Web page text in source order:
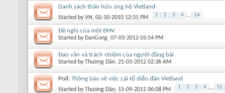
Danh sách thân hữu ủng hộ Vietland
Started byVN , 02-10-2010 12:31 PM 1 2 3 4 ... 14
Đề nghị của một ĐHV
Started by DanGong, 07-03-2012 05:54 PM
Đạo văn và trách nhiệm của người đăng bài
Started byThương Dân, 21-03-2012 02:36 AM
Poll: Thông báo về việc cải tổ diễn đàn Vietland
Started byThương Dân, 15-09-2011 06:08 PM 1 2 3 4 ... 15